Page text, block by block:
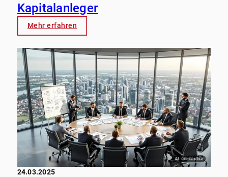
Kapitalanleger
Mehr erfahren
24.03.2025